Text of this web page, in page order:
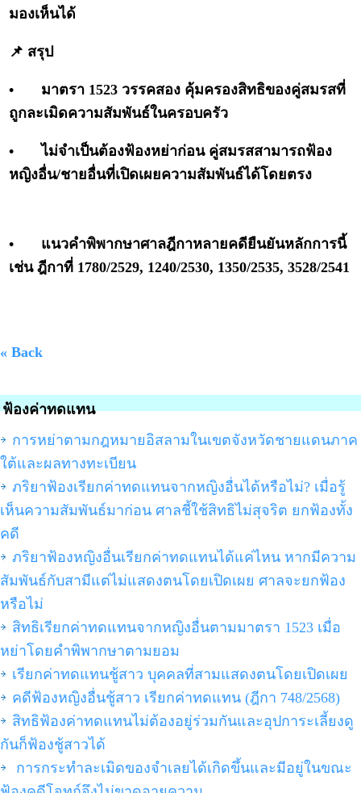
มองเห็นได้
📌 สรุป
•
มาตรา 1523 วรรคสอง คุ้มครองสิทธิของคู่สมรสที่
ถูกละเมิดความสัมพันธ์ในครอบครัว
•
ไม่จำเป็นต้องฟ้องหย่าก่อน คู่สมรสสามารถฟ้อง
หญิงอื่น/ชายอื่นที่เปิดเผยความสัมพันธ์ได้โดยตรง
•
แนวคำพิพากษาศาลฎีกาหลายคดียืนยันหลักการนี้
เช่น ฎีกาที่ 1780/2529, 1240/2530, 1350/2535, 3528/2541
« Back
ฟ้องค่าทดแทน
การหย่าตามกฎหมายอิสลามในเขตจังหวัดชายแดนภาค
ใต้และผลทางทะเบียน
ภริยาฟ้องเรียกค่าทดแทนจากหญิงอื่นได้หรือไม่? เมื่อรู้
เห็นความสัมพันธ์มาก่อน ศาลชี้ใช้สิทธิไม่สุจริต ยกฟ้องทั้ง
คดี
ภริยาฟ้องหญิงอื่นเรียกค่าทดแทนได้แค่ไหน หากมีความ
สัมพันธ์กับสามีแต่ไม่แสดงตนโดยเปิดเผย ศาลจะยกฟ้อง
หรือไม่
สิทธิเรียกค่าทดแทนจากหญิงอื่นตามมาตรา 1523 เมื่อ
หย่าโดยคำพิพากษาตามยอม
เรียกค่าทดแทนชู้สาว บุคคลที่สามแสดงตนโดยเปิดเผย
คดีฟ้องหญิงอื่นชู้สาว เรียกค่าทดแทน (ฎีกา 748/2568)
สิทธิฟ้องค่าทดแทนไม่ต้องอยู่ร่วมกันและอุปการะเลี้ยงดู
กันก็ฟ้องชู้สาวได้
การกระทำละเมิดของจำเลยได้เกิดขึ้นและมีอยู่ในขณะ